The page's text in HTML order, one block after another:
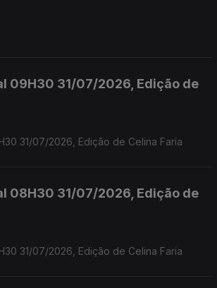
09H30 31/07/2026, Edição de
Diário Regional 09H30 31/07/2026, Edição de Celina Faria
08H30 31/07/2026, Edição de
Diário Regional 08H30 31/07/2026, Edição de Celina Faria